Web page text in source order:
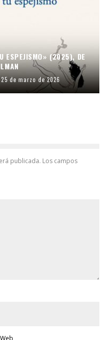
ESPEJISMO» (2025), DE
25 de marzo de 2026
publicada. Los campos